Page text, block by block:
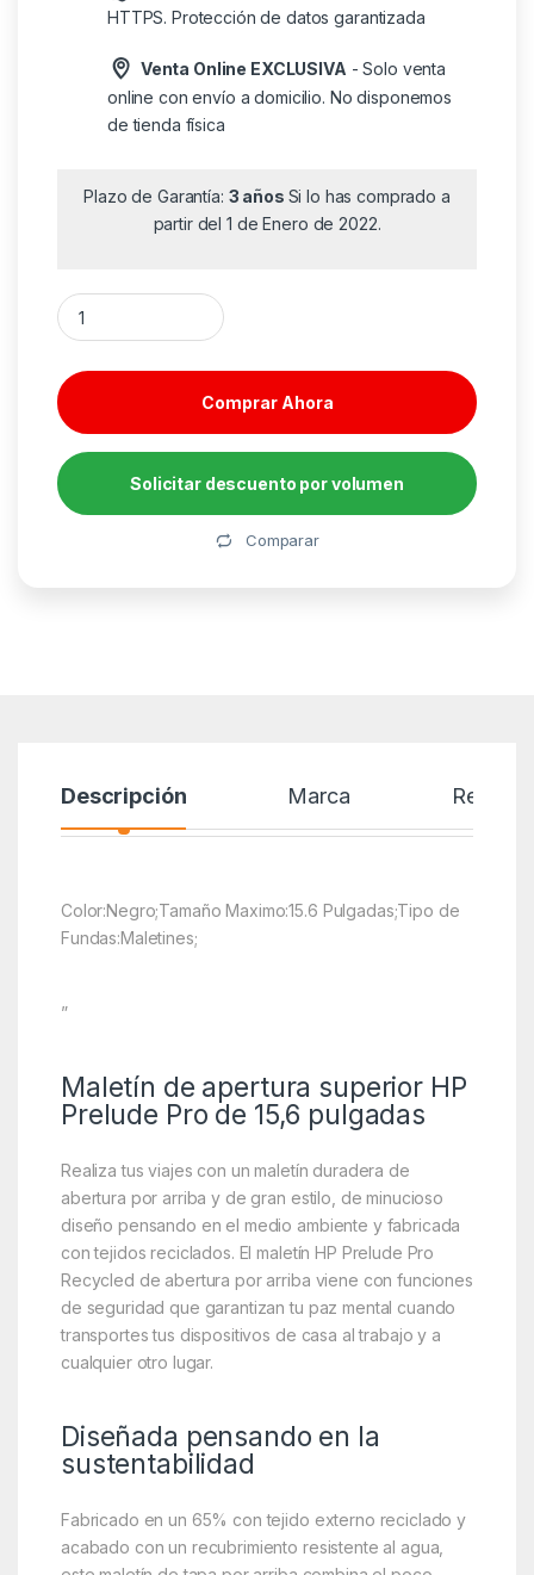
HTTPS. Protección de datos garantizada
Venta Online EXCLUSIVA - Solo venta
online con envío a domicilio. No disponemos
de tienda física
Plazo de Garantía: 3 años Si lo has comprado a
partir del 1 de Enero de 2022.
Maletín HP Prelude Pro para Portátiles hasta 15.6"/ Negra
Comprar Ahora
Solicitar descuento por volumen
Comparar
Descripción Marca Reseñas
Color:Negro;Tamaño Maximo:15.6 Pulgadas;Tipo de
Fundas:Maletines;
”
Maletín de apertura superior HP
Prelude Pro de 15,6 pulgadas
Realiza tus viajes con un maletín duradera de
abertura por arriba y de gran estilo, de minucioso
diseño pensando en el medio ambiente y fabricada
con tejidos reciclados. El maletín HP Prelude Pro
Recycled de abertura por arriba viene con funciones
de seguridad que garantizan tu paz mental cuando
transportes tus dispositivos de casa al trabajo y a
cualquier otro lugar.
Diseñada pensando en la
sustentabilidad
Fabricado en un 65% con tejido externo reciclado y
acabado con un recubrimiento resistente al agua,